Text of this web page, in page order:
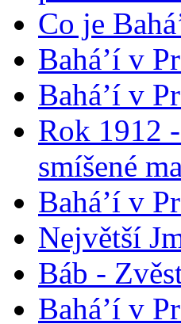
Co je
Bahá’í v
Bahá’í v
Rok 1912
smíšené
Bahá’í v
Největší
Báb -
Bahá’í v